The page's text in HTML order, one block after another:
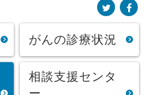
がんの診療状況
相談支援センタ